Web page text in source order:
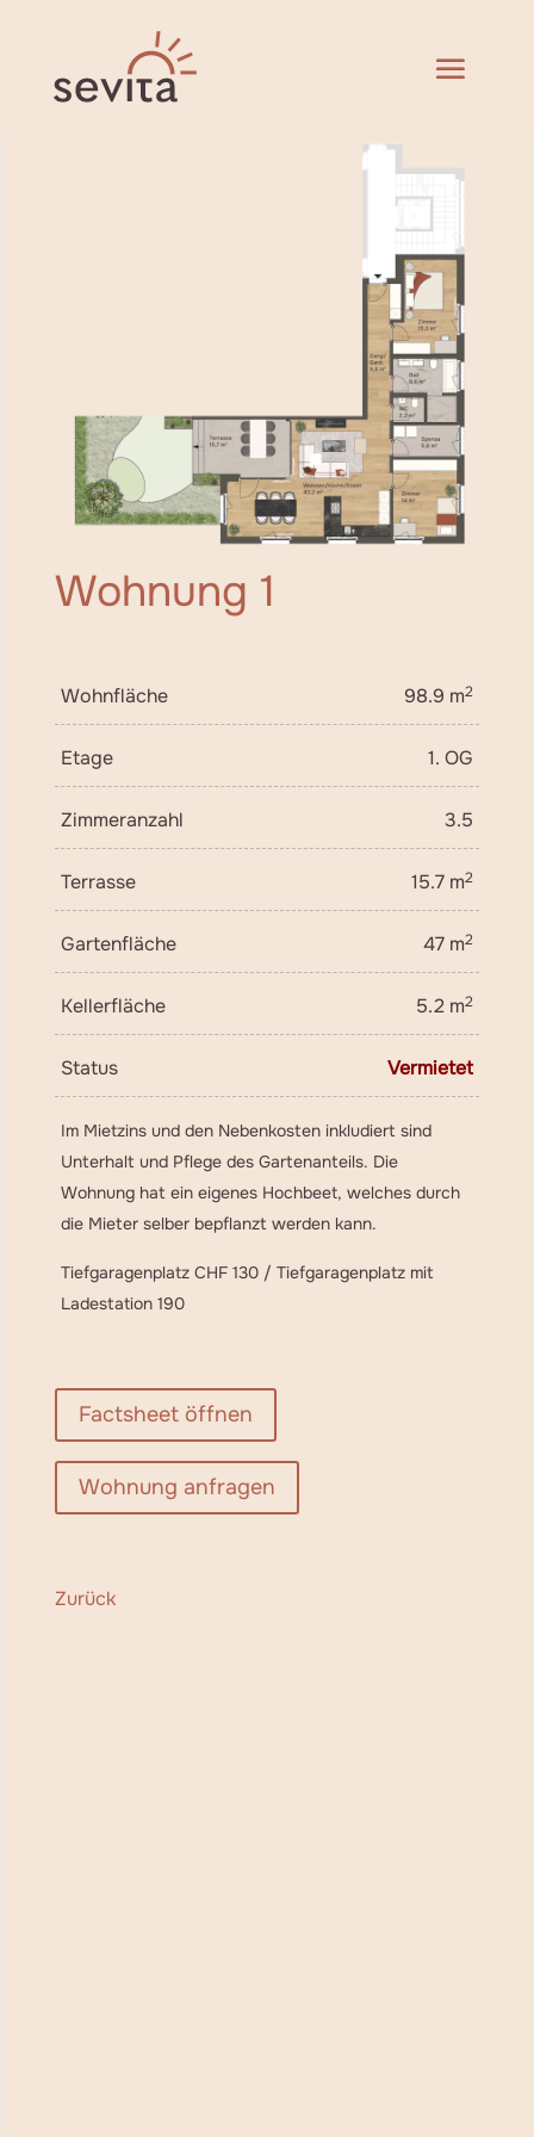
Wohnung 1
Wohnfläche 98.9 m2
Etage 1. OG
Zimmeranzahl 3.5
Terrasse 15.7 m2
Gartenfläche 47 m2
Kellerfläche 5.2 m2
Status Vermietet
Im Mietzins und den Nebenkosten inkludiert sind
Unterhalt und Pflege des Gartenanteils. Die
Wohnung hat ein eigenes Hochbeet, welches durch
die Mieter selber bepflanzt werden kann.
Tiefgaragenplatz CHF 130 / Tiefgaragenplatz mit
Ladestation 190
Factsheet öffnen
Wohnung anfragen
Zurück